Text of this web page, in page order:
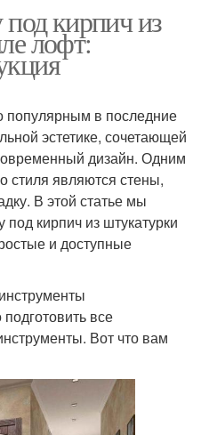
под кирпич из
лофт:
популярным в последние
эстетике, сочетающей
дизайн. Одним
стиля являются стены,
В этой статье мы
под кирпич из штукатурки
и доступные
все
Вот что вам